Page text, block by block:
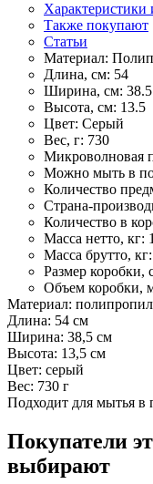
Характеристики
Также покупают
Статьи
Материал:
Длина, см: 54
Ширина, см: 38.5
Высота, см: 13.5
Цвет: Серый
Вес, г: 730
Микроволновая
Можно мыть в
Количество
Страна-
Количество в
Масса нетто, кг:
Масса брутто, кг:
Размер коробки,
Объем коробки,
Материал:
Длина: 54 см
Ширина: 38,5 см
Высота: 13,5 см
Цвет: серый
Вес: 730 г
Подходит для мытья
Покупатели
выбирают